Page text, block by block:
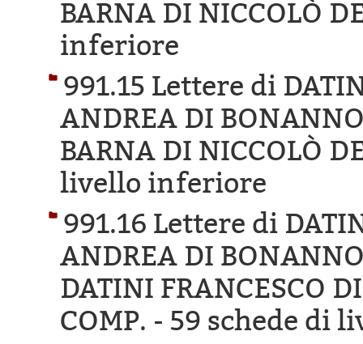
BARNA DI NICCOLÒ
inferiore
991.15 Lettere di
ANDREA DI
BARNA DI NICCOLÒ
livello inferiore
991.16 Lettere di
ANDREA DI
DATINI FRANCESCO
COMP. - 59 schede di